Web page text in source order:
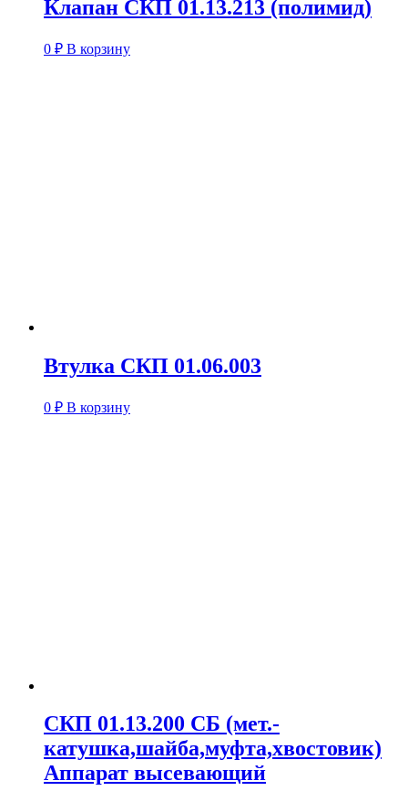
Клапан СКП 01.13.213 (полимид)
0 ₽ В корзину
Втулка СКП 01.06.003
0 ₽ В корзину
СКП 01.13.200 СБ (мет.-
катушка,шайба,муфта,хвостовик)
Аппарат высевающий